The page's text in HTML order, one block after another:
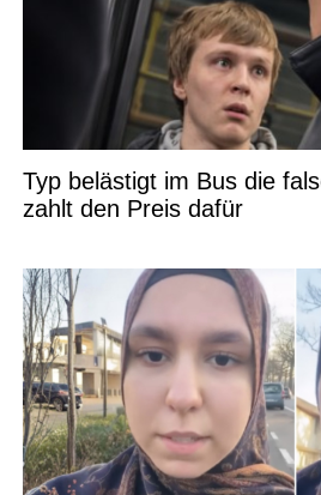
Typ belästigt im Bus die
zahlt den Preis dafür